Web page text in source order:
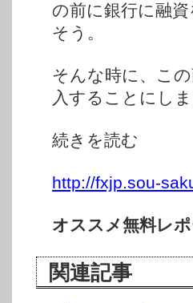
の前に銀行に融
そう。
そんな時に、こ
入することにしま
続きを読む
http://fxjp.sou-
オススメ無料レポ
関連記事